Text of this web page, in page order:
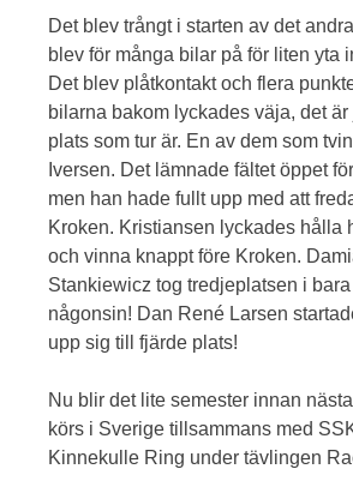
Det blev trångt i starten av det
blev för många bilar på för liten yta
Det blev plåtkontakt och flera
bilarna bakom lyckades väja, det
plats som tur är. En av dem som
Iversen. Det lämnade fältet öppet
men han hade fullt upp med att
Kroken. Kristiansen lyckades hålla
och vinna knappt före Kroken.
Stankiewicz tog tredjeplatsen i
någonsin! Dan René Larsen
upp sig till fjärde plats!
Nu blir det lite semester innan
körs i Sverige tillsammans med
Kinnekulle Ring under tävlingen